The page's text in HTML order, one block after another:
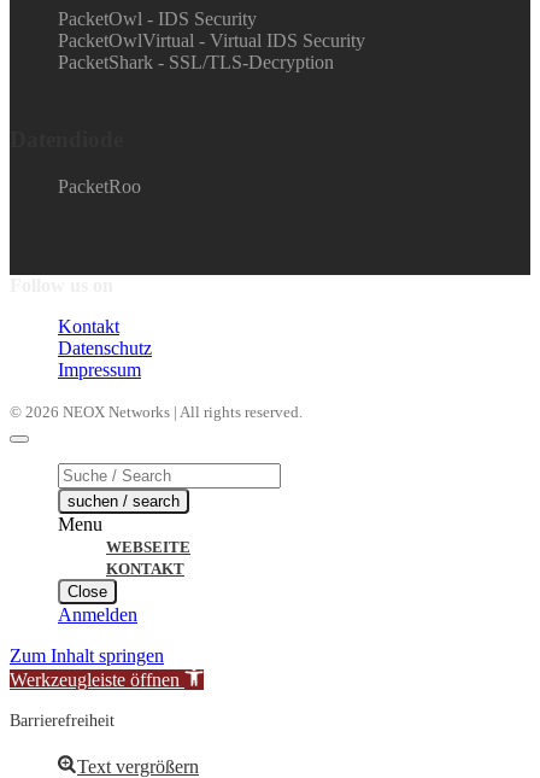
PacketOwl - IDS Security
PacketOwlVirtual - Virtual IDS Security
PacketShark - SSL/TLS-Decryption
PacketRoo
Kontakt
Datenschutz
Impressum
© 2026 NEOX Networks | All rights reserved.
Products
search
suchen / search
Menu
WEBSEITE
KONTAKT
Close
Anmelden
Zum Inhalt springen
Werkzeugleiste öffnen
Barrierefreiheit
Text vergrößern